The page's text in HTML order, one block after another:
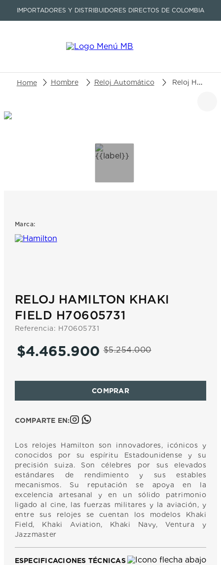
IMPORTADORES Y DISTRIBUIDORES DIRECTOS DE COLOMBIA
Buscar un producto o artículo
Hombre Reloj Automático Reloj Hamilton Khaki Field H70605731
Marca:
RELOJ HAMILTON KHAKI
FIELD H70605731
Referencia: H70605731
$5.254.000
$4.465.900
COMPARTE EN:
Los relojes Hamilton son innovadores, icónicos y
conocidos por su espíritu Estadounidense y su
precisión suiza. Son célebres por sus elevados
estándares de rendimiento y sus estables
mecanismos. Su reputación se apoya en la
excelencia artesanal y en un sólido patrimonio
ligado al cine, las fuerzas militares y la aviación, y
entre sus relojes se cuentan los modelos Khaki
Field, Khaki Aviation, Khaki Navy, Ventura y
Jazzmaster
ESPECIFICACIONES TÉCNICAS
3.